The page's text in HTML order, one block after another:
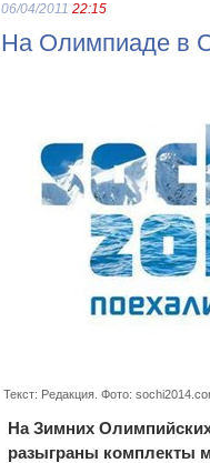
06/04/2011 22:15
На Олимпиаде в
Текст: Редакция. Фото:
На Зимних
разыграны комплекты